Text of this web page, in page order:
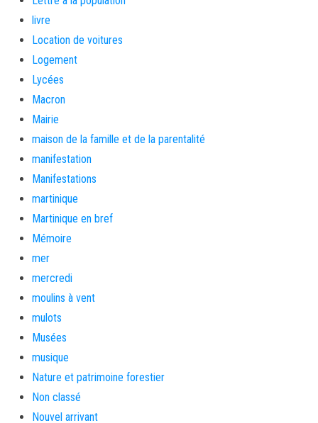
livre
Location de voitures
Logement
Lycées
Macron
Mairie
maison de la famille et de la parentalité
manifestation
Manifestations
martinique
Martinique en bref
Mémoire
mer
mercredi
moulins à vent
mulots
Musées
musique
Nature et patrimoine forestier
Non classé
Nouvel arrivant